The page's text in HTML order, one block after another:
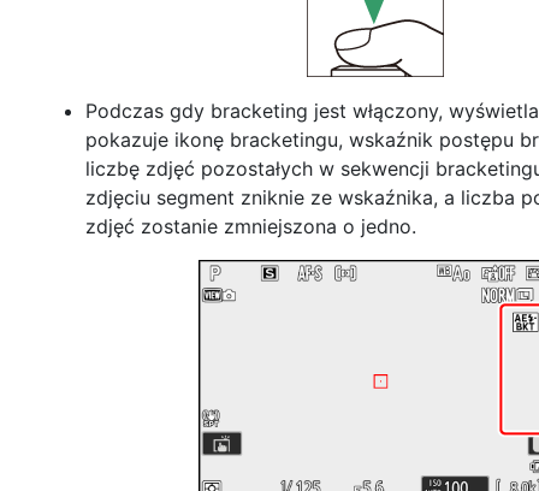
Podczas gdy bracketing jest włączony,
pokazuje ikonę bracketingu, wskaźnik postępu
liczbę zdjęć pozostałych w sekwencji
zdjęciu segment zniknie ze wskaźnika, a liczba
zdjęć zostanie zmniejszona o jedno.